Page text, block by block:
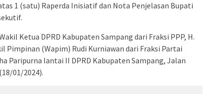
1 (satu) Raperda Inisiatif dan Nota Penjelasan Bupati
Ketua DPRD Kabupaten Sampang dari Fraksi PPP, H.
Pimpinan (Wapim) Rudi Kurniawan dari Fraksi Partai
Paripurna lantai II DPRD Kabupaten Sampang, Jalan
01/2024).